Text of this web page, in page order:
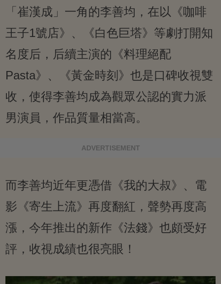
「崔漢成」一角的李善均，在以《咖啡
王子1號店》、《白色巨塔》等劇打開知
名度后，后續主演的《料理絕配
Pasta》、《黃金時刻》也是口碑收視雙
收，使得李善均成為觀眾公認的實力派
男演員，作品質量相當高。
ADVERTISEMENT
而李善均近年更憑借《我的大叔》、電
影《寄生上流》再度翻紅，聲勢再度高
漲，今年推出的新作《法錢》也頗受好
評，收視成績也很亮眼！